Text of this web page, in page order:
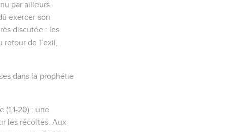
par ailleurs.
exercer son
discutée : les
de l’exil,
dans la prophétie
20) : une
les récoltes. Aux